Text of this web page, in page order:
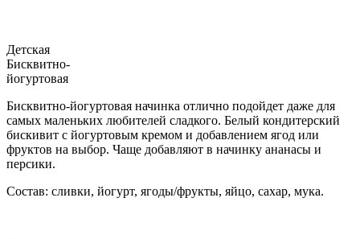
Детская
Бисквитно-
йогуртовая
Бисквитно-йогуртовая начинка отлично подойдет даже для
самых маленьких любителей сладкого. Белый кондитерский
бискивит с йогуртовым кремом и добавлением ягод или
фруктов на выбор. Чаще добавляют в начинку ананасы и
персики.
Состав: сливки, йогурт, ягоды/фрукты, яйцо, сахар, мука.